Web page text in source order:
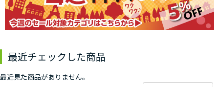
最近チェックした商品
最近見た商品がありません。